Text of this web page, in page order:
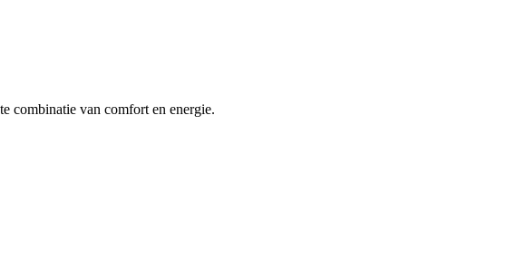
combinatie van comfort en energie.